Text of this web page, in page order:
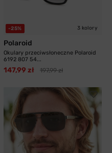
-25% 3 kolory
Polaroid
Okulary przeciwsłoneczne Polaroid
6192 807 54...
147,99 zł 197,99 zł